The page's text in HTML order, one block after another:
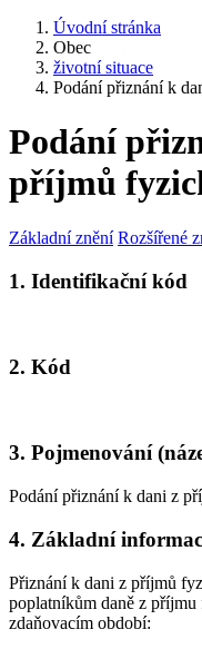
Úvodní stránka
Obec
životní situace
Podání přiznání k
Podání
příjmů
Základní znění Rozšířené
1. Identifikační kód
2. Kód
3. Pojmenování
Podání přiznání k dani z
4. Základní
Přiznání k dani z příjmů
poplatníkům daně z
zdaňovacím období: